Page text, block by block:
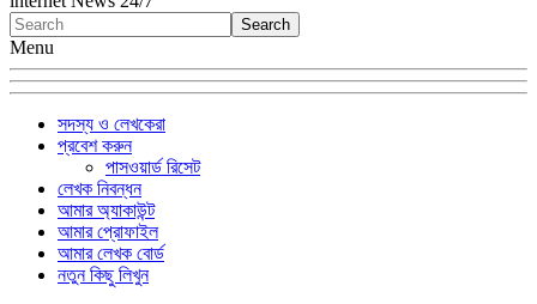
Menu
সদস্য ও লেখকেরা
প্রবেশ করুন
পাসওয়ার্ড রিসেট
লেখক নিবন্ধন
আমার অ্যাকাউন্ট
আমার প্রোফাইল
আমার লেখক বোর্ড
নতুন কিছু লিখুন